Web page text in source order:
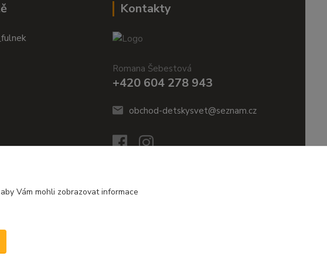
Kontakty
Romana Šebestová
+420 604 278 943
obchod-detskysvet@seznam.cz
Vám mohli zobrazovat informace